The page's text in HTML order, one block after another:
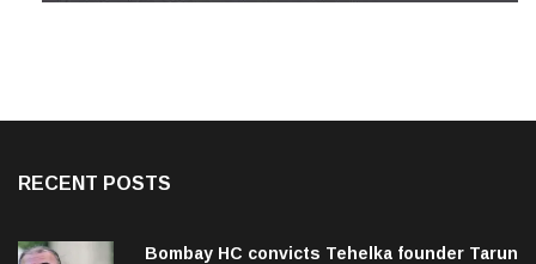
RECENT POSTS
Bombay HC convicts Tehelka founder Tarun